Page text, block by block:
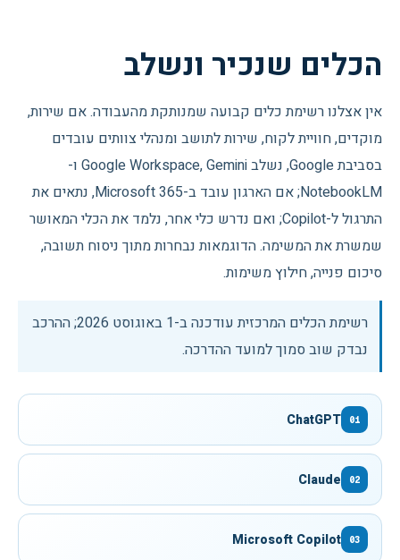
הכלים שנכיר ונשלב
אין אצלנו רשימת כלים קבועה שמנותקת מהעבודה. אם שירות,
מוקדים, חוויית לקוח, שירות לתושב ומנהלי צוותים עובדים
בסביבת Google, נשלב Google Workspace, Gemini ו-
NotebookLM; אם הארגון עובד ב-Microsoft 365, נתאים את
התרגול ל-Copilot; ואם נדרש כלי אחר, נלמד את הכלי המאושר
שמשרת את המשימה. הדוגמאות נבחרות מתוך ניסוח תשובה,
סיכום פנייה, חילוץ משימות.
רשימת הכלים המרכזית עודכנה ב-1 באוגוסט 2026
; ההרכב
נבדק שוב סמוך למועד ההדרכה.
01
ChatGPT
02
Claude
03
Microsoft Copilot